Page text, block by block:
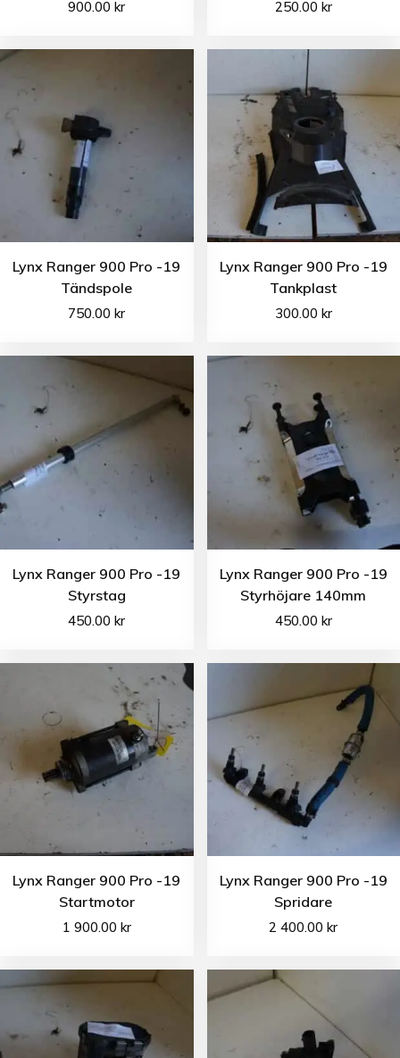
900.00kr 250.00 kr
Lynx Ranger 900 Pro -19
Tändspole
750.00kr
Lynx Ranger 900 Pro -19
Tankplast
300.00 kr
Lynx Ranger 900 Pro -19
Styrstag
450.00kr
Lynx Ranger 900 Pro -19
Styrhöjare 140mm
450.00 kr
Lynx Ranger 900 Pro -19
Startmotor
1 900.00 kr
Lynx Ranger 900 Pro -19
Spridare
2 400.00kr